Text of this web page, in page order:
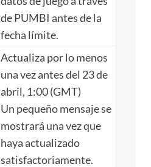
de PUMBI antes de la
fecha límite.
Actualiza por lo menos
una vez antes del 23 de
abril, 1:00 (GMT)
Un pequeño mensaje se
mostrará una vez que
haya actualizado
satisfactoriamente.